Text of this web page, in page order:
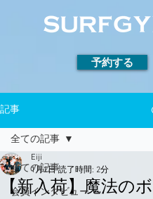
予約する
記事
全ての記事
会員インタビュー
全ての記事
【新入荷】魔法の
Eiji
1月2日 読了時間: 2分